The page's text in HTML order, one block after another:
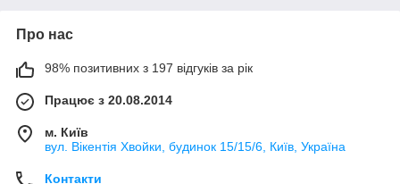
Про нас
98% позитивних з 197 відгуків за рік
Працює з 20.08.2014
м. Київ
вул. Вікентія Хвойки, будинок 15/15/6, Київ, Україна
Контакти